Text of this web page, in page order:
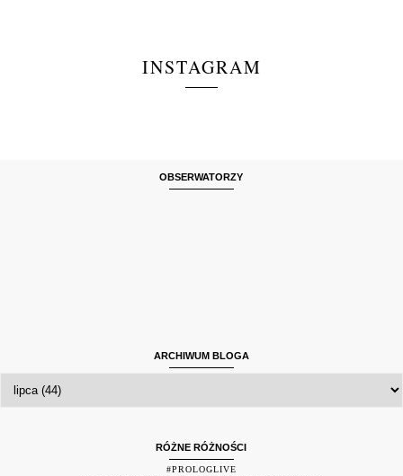
INSTAGRAM
OBSERWATORZY
ARCHIWUM BLOGA
RÓŻNE RÓŻNOŚCI
#PROLOGLIVE